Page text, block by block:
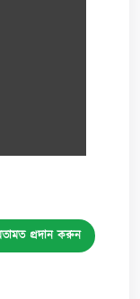
প্রদান করুন